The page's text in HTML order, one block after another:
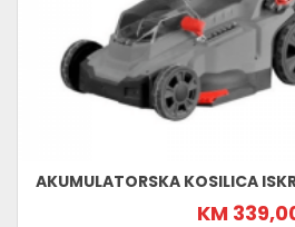
AKUMULATORSKA KOSILICA
KM